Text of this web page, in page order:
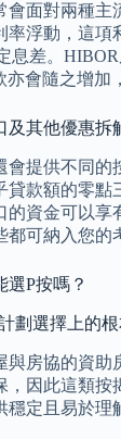
會面對兩種
率浮動，這
息差。
會隨之增加
及其他優惠拆
會提供不同
款額的零
的資金可以
可納入您的
P按嗎？
劃選擇上的
房協的資
，因此這類
定且易於理